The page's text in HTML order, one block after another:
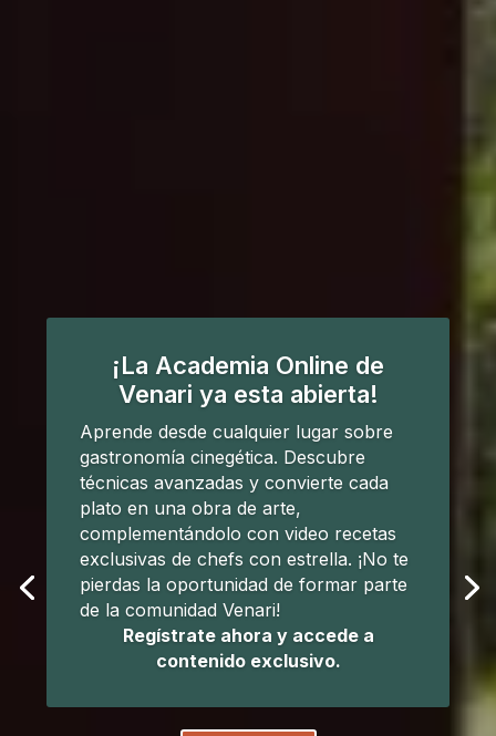
¡La Academia Online de
Venari ya esta abierta!
Aprende desde cualquier lugar sobre
gastronomía cinegética. Descubre
técnicas avanzadas y convierte cada
plato en una obra de arte,
complementándolo con video recetas
exclusivas de chefs con estrella. ¡No te
pierdas la oportunidad de formar parte
de la comunidad Venari!
Regístrate ahora y accede a
contenido exclusivo.